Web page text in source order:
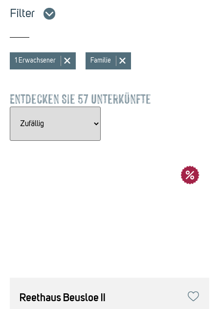
Filter
Entdecken Sie 57 Unterkünfte
1 Erwachsener Familie
Reethaus Beusloe II